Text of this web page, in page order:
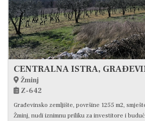
Žminj
Z-642
Građevinsko zemljište, površine 1255 m2,
Žminj, nudi iznimnu priliku za investitore i